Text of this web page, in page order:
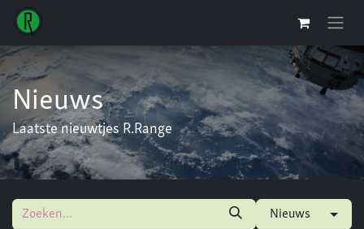
Overslaan naar inhoud
Nieuws
Laatste nieuwtjes R.Range
Nieuws